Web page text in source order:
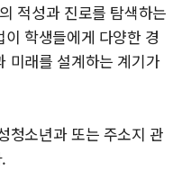
적성과 진로를 탐색하는
학생들에게 다양한 경
미래를 설계하는 계기가
청소년과 또는 주소지 관